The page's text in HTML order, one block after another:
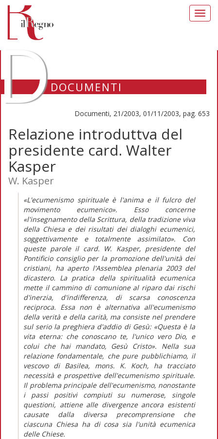
DOCUMENTI
Documenti, 21/2003, 01/11/2003, pag. 653
Relazione introduttva del
presidente card. Walter
Kasper
W. Kasper
«L'ecumenismo spirituale è l'anima e il fulcro del
movimento ecumenico». Esso concerne
«l'insegnamento della Scrittura, della tradizione viva
della Chiesa e dei risultati dei dialoghi ecumenici,
soggettivamente e totalmente assimilato». Con
queste parole il card. W. Kasper, presidente del
Pontificio consiglio per la promozione dell'unità dei
cristiani, ha aperto l'Assemblea plenaria 2003 del
dicastero. La pratica della spiritualità ecumenica
mette il cammino di comunione al riparo dai rischi
d'inerzia, d'indifferenza, di scarsa conoscenza
reciproca. Essa non è alternativa all'ecumenismo
della verità e della carità, ma consiste nel prendere
sul serio la preghiera d'addio di Gesù: «Questa è la
vita eterna: che conoscano te, l'unico vero Dio, e
colui che hai mandato, Gesù Cristo». Nella sua
relazione fondamentale, che pure pubblichiamo, il
vescovo di Basilea, mons. K. Koch, ha tracciato
necessità e prospettive dell'ecumenismo spirituale.
Il problema principale dell'ecumenismo, nonostante
i passi positivi compiuti su numerose, singole
questioni, attiene alle divergenze ancora esistenti
causate dalla diversa precomprensione che
ciascuna Chiesa ha di cosa sia l'unità ecumenica
delle Chiese.